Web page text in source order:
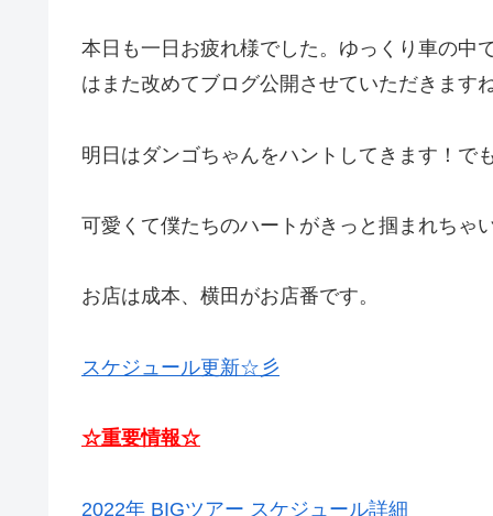
本日も一日お疲れ様でした。ゆっくり車の中
はまた改めてブログ公開させていただきます
明日はダンゴちゃんをハントしてきます！
可愛くて僕たちのハートがきっと掴まれちゃ
お店は成本、横田がお店番です。 12
スケジュール更新☆彡
☆重要情報☆
2022年 BIGツアー スケジュール詳細